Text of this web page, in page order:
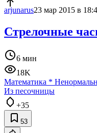
arjunarus23 мар 2015 в
Стрелочные
6 мин
18K
Математика *
Из песочницы
+35
53